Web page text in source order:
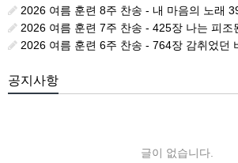
2026 여름 훈련 8주 찬송 - 내 마음의 노래 393장 참
2026 여름 훈련 7주 찬송 - 425장 나는 피조
2026 여름 훈련 6주 찬송 - 764장 감취었던
공지사항
글이 없습니다.